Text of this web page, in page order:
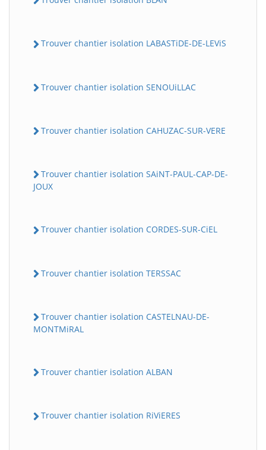
Trouver chantier isolation LABASTiDE-DE-LEViS
Trouver chantier isolation SENOUiLLAC
Trouver chantier isolation CAHUZAC-SUR-VERE
Trouver chantier isolation SAiNT-PAUL-CAP-DE-
JOUX
Trouver chantier isolation CORDES-SUR-CiEL
Trouver chantier isolation TERSSAC
Trouver chantier isolation CASTELNAU-DE-
MONTMiRAL
Trouver chantier isolation ALBAN
Trouver chantier isolation RiViERES